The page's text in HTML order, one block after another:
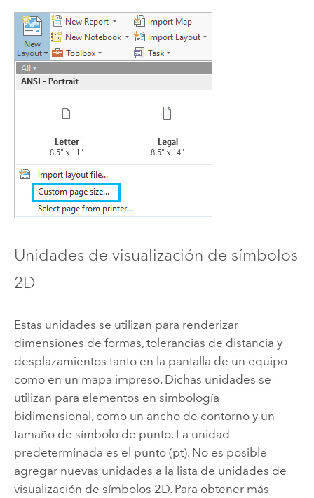
Unidades de visualización de símbolos
2D
Estas unidades se utilizan para renderizar
dimensiones de formas, tolerancias de distancia y
desplazamientos tanto en la pantalla de un equipo
como en un mapa impreso. Dichas unidades se
utilizan para elementos en simbología
bidimensional, como un ancho de contorno y un
tamaño de símbolo de punto. La unidad
predeterminada es el punto (pt). No es posible
agregar nuevas unidades a la lista de unidades de
visualización de símbolos 2D. Para obtener más